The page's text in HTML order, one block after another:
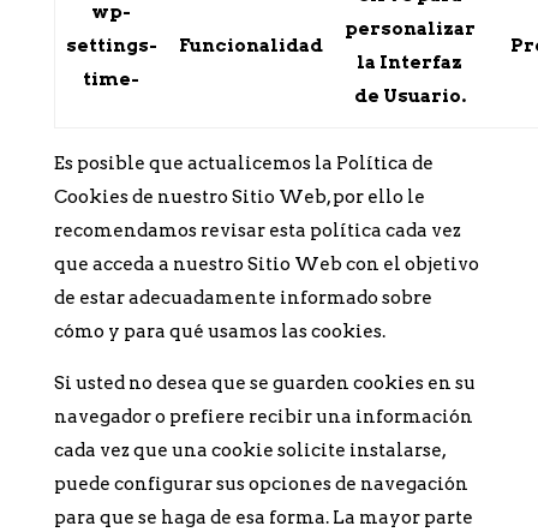
wp-
settings-
time-
Funcionalidad
personalizar
la Interfaz
de Usuario.
Es posible que actualicemos la Política de
Cookies de nuestro Sitio Web, por ello le
recomendamos revisar esta política cada vez
que acceda a nuestro Sitio Web con el objetivo
de estar adecuadamente informado sobre
cómo y para qué usamos las cookies.
Si usted no desea que se guarden cookies en su
navegador o prefiere recibir una información
cada vez que una cookie solicite instalarse,
puede configurar sus opciones de navegación
para que se haga de esa forma. La mayor parte